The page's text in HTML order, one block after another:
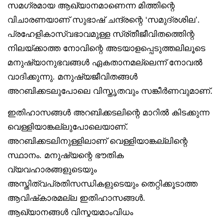
സമഗ്രമായ ആഖ്യാനമാണെന്ന മിത്തിന്റെ
വിചാരണയാണ് സുഭാഷ് ചന്ദ്രന്റെ ‘സമുദ്രശില’.
പ്രഹേളികാസ്വഭാവമുള്ള സ്ര്തീജീവിതത്തിെന്റ
നിലയ്ക്കാത്ത നോവിന്റെ അടയാളപ്പെടുത്തലിലൂടെ
മനുഷ്യാനുഭവങ്ങൾ ഏകതാനമല്ലെന്ന് നോവൽ
വാദിക്കുന്നു. മനുഷ്യജീവിതങ്ങൾ
അറബിക്കടലുപോലെ വിസ്തൃതവും സങ്കീർണവുമാണ്.
ഇതിഹാസങ്ങൾ അറബിക്കടലിന്റെ മാറിൽ കിടക്കുന്ന
വെള്ളിയാങ്കല്ലുപോലെയാണ്.
അറബിക്കടലിനുള്ളിലാണ് വെള്ളിയാങ്കല്ലിന്റെ
സ്ഥാനം. മനുഷ്യന്റെ ഭൗതിക
വ്യവഹാരങ്ങളുടെയും
അസ്തിത്വപ്രതിസന്ധികളുടെയും തെറ്റിക്കൂടാത്ത
ആവിഷ്‌കാരമല്ല ഇതിഹാസങ്ങൾ.
ആഖ്യാനങ്ങൾ വിസ്മയമാംവിധം